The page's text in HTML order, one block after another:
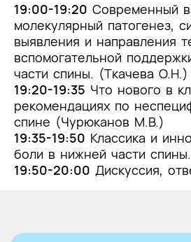
19:00-19:20 Современный
молекулярный патогенез,
выявления и направления
вспомогательной
части спины. (Ткачева О.Н.)
19:20-19:35 Что нового в
рекомендациях по
спине (Чурюканов М.В.)
19:35-19:50 Классика и
боли в нижней части
19:50-20:00 Дискуссия,